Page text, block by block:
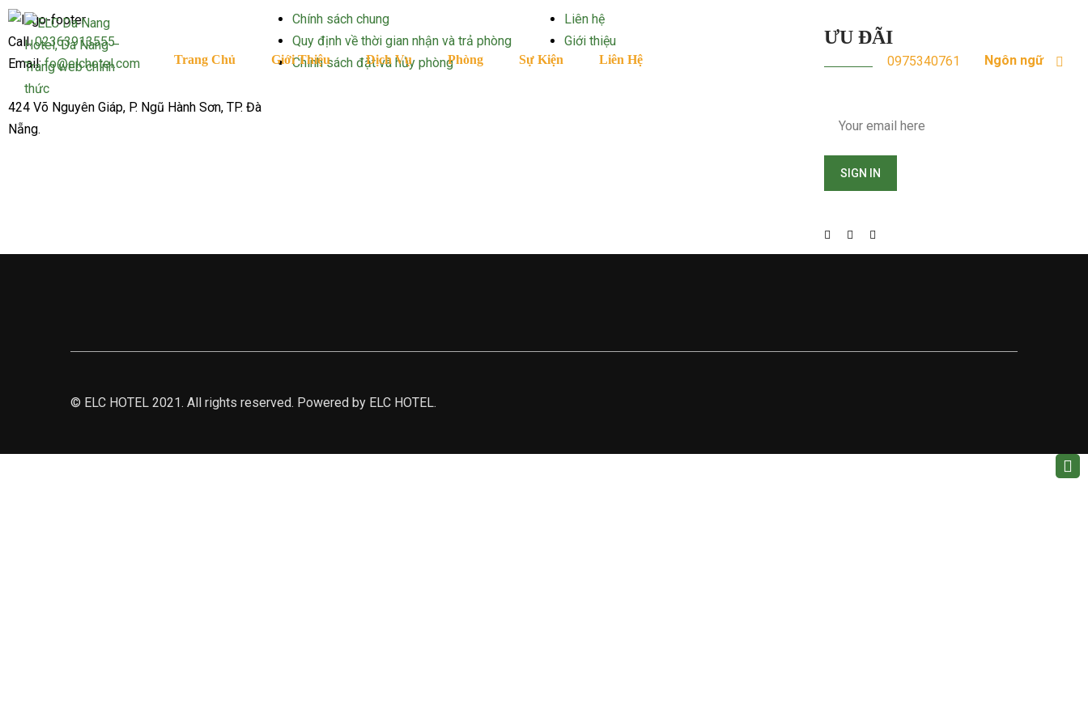
Trang Chủ Giới Thiệu Dịch Vụ Phòng Sự Kiện Liên Hệ 0975340761 Ngôn ngữ
Call.02363913555
Email:fo@elchotel.com
424 Võ Nguyên Giáp, P. Ngũ Hành Sơn, TP. Đà
Nẵng.
Chính sách chung
Quy định về thời gian nhận và trả phòng
Chính sách đặt và hủy phòng
Liên hệ
Giới thiệu
ƯU ĐÃI
© ELC HOTEL 2021. All rights reserved. Powered by ELC HOTEL.